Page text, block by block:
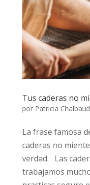
Tus caderas no
por Patricia Chalbaud
La frase famosa
caderas no
verdad. Las
trabajamos